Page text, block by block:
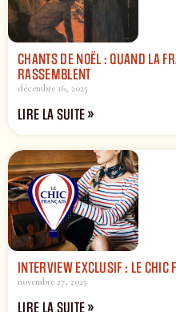
CHANTS DE NOËL : QUAND LA
RASSEMBLENT
décembre 16, 2025
LIRE LA SUITE »
INTERVIEW EXCLUSIF : LE CHIC
novembre 27, 2025
LIRE LA SUITE »